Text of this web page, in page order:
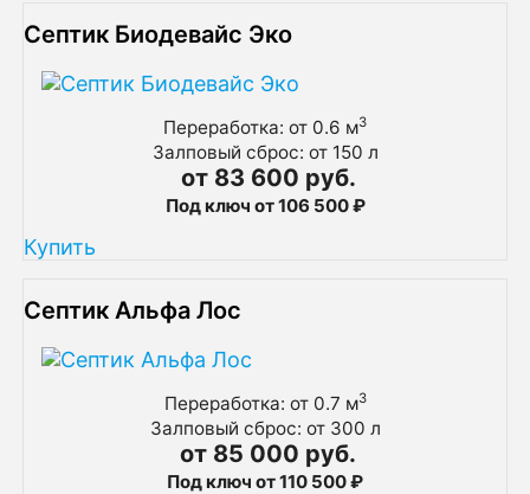
Септик Биодевайс Эко
Переработка: от 0.6 м3
Залповый сброс: от 150 л
от 83 600 руб.
Под ключ от 106 500 ₽
Купить
Септик Альфа Лос
Переработка: от 0.7 м3
Залповый сброс: от 300 л
от 85 000 руб.
Под ключ от 110 500 ₽